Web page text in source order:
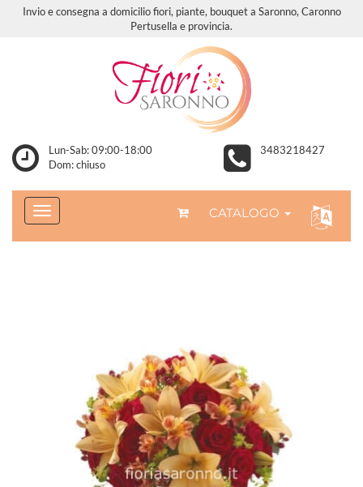
Invio e consegna a domicilio fiori, piante, bouquet a Saronno, Caronno
Pertusella e provincia.
Lun-Sab: 09:00-18:00
Dom: chiuso
3483218427
CATALOGO